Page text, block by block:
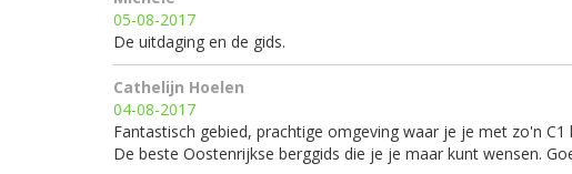
05-08-2017
De uitdaging en de gids.
Cathelijn Hoelen
04-08-2017
Fantastisch gebied, prachtige omgeving waar je je met zo'n
De beste Oostenrijkse berggids die je je maar kunt wensen.